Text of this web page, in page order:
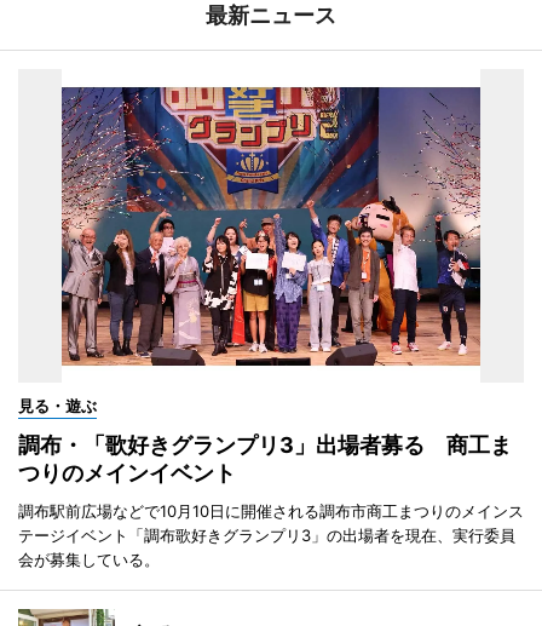
最新ニュース
見る・遊ぶ
調布・「歌好きグランプリ3」出場者募る 商工ま
つりのメインイベント
調布駅前広場などで10月10日に開催される調布市商工まつりのメインス
テージイベント「調布歌好きグランプリ3」の出場者を現在、実行委員
会が募集している。